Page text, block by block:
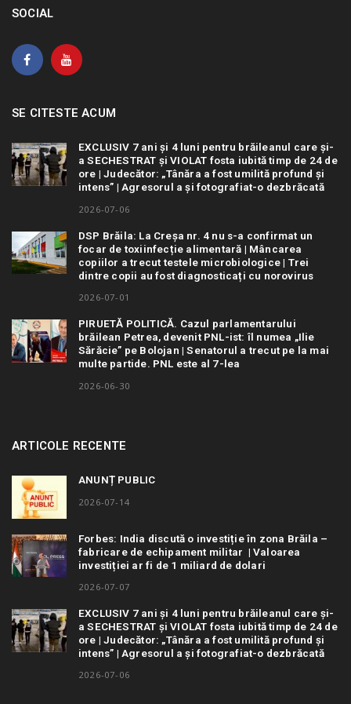
SOCIAL
SE CITESTE ACUM
EXCLUSIV 7 ani și 4 luni pentru brăileanul care și-
a SECHESTRAT și VIOLAT fosta iubită timp de 24 de
ore | Judecător: „Tânăra a fost umilită profund și
intens” | Agresorul a și fotografiat-o dezbrăcată
2026-07-06
DSP Brăila: La Creșa nr. 4 nu s-a confirmat un
focar de toxiinfecție alimentară | Mâncarea
copiilor a trecut testele microbiologice | Trei
dintre copii au fost diagnosticați cu norovirus
2026-07-01
PIRUETĂ POLITICĂ. Cazul parlamentarului
brăilean Petrea, devenit PNL-ist: îl numea „Ilie
Sărăcie” pe Bolojan | Senatorul a trecut pe la mai
multe partide. PNL este al 7-lea
2026-06-30
ARTICOLE RECENTE
ANUNȚ PUBLIC
2026-07-14
Forbes: India discută o investiție în zona Brăila –
fabricare de echipament militar | Valoarea
investiției ar fi de 1 miliard de dolari
2026-07-07
EXCLUSIV 7 ani și 4 luni pentru brăileanul care și-
a SECHESTRAT și VIOLAT fosta iubită timp de 24 de
ore | Judecător: „Tânăra a fost umilită profund și
intens” | Agresorul a și fotografiat-o dezbrăcată
2026-07-06